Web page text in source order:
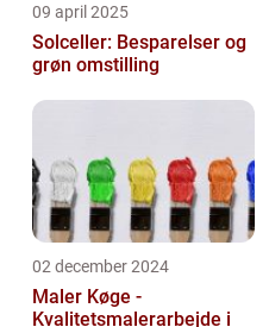
09 april 2025
Solceller: Besparelser og
grøn omstilling
02 december 2024
Maler Køge -
Kvalitetsmalerarbejde i